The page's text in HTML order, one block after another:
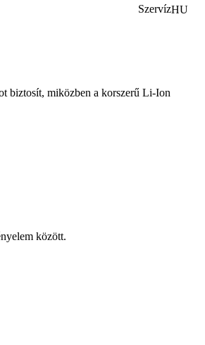
SzervízHU
biztosít, miközben a korszerű Li-Ion
között.